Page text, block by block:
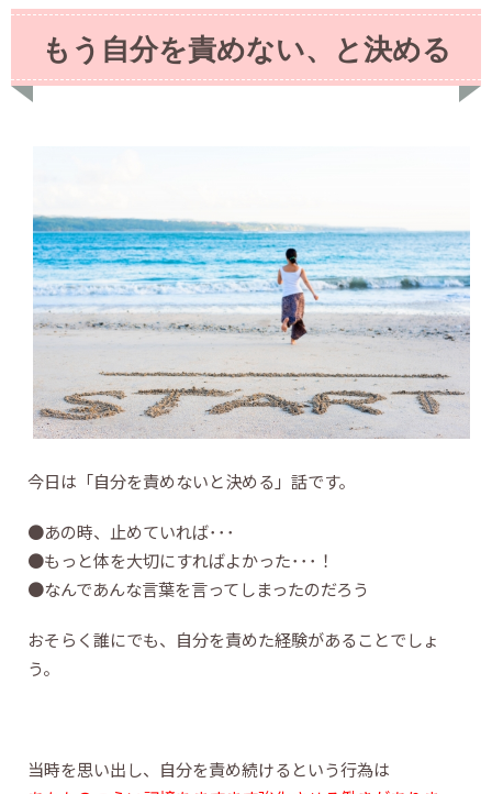
もう自分を責めない、と決める
今日は「自分を責めないと決める」話です。
●あの時、止めていれば･･･
●もっと体を大切にすればよかった･･･！
●なんであんな言葉を言ってしまったのだろう
おそらく誰にでも、自分を責めた経験があることでしょ
う。
当時を思い出し、自分を責め続けるという行為は